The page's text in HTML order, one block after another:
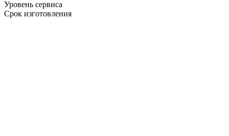
Уровень сервиса
Срок изготовления